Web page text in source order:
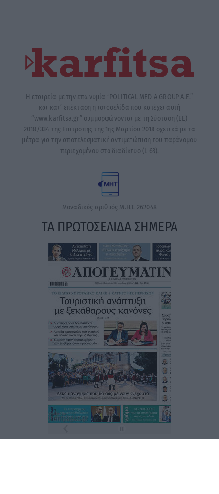
Η εταιρεία με την επωνυμία “POLITICAL MEDIA GROUP A.E.”
και κατ’ επέκταση η ιστοσελίδα που κατέχει αυτή
“www.karfitsa.gr” συμμορφώνονται με τη Σύσταση (ΕΕ)
2018/334 της Επιτροπής της 1ης Μαρτίου 2018 σχετικά με τα
μέτρα για την αποτελεσματική αντιμετώπιση του παράνομου
περιεχομένου στο διαδίκτυο (L 63).
Μοναδικός αριθμός Μ.Η.Τ. 262048
ΤΑ ΠΡΩΤΟΣΕΛΙΔΑ ΣΗΜΕΡΑ